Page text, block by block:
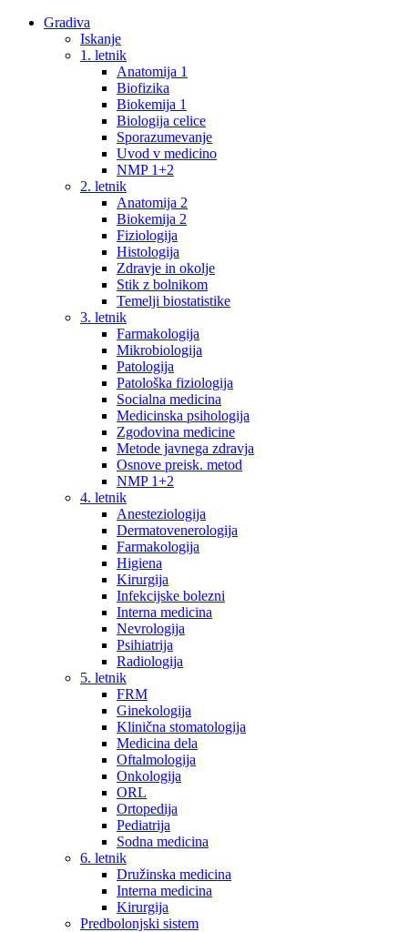
Gradiva
Iskanje
1. letnik
Anatomija 1
Biofizika
Biokemija 1
Biologija celice
Sporazumevanje
Uvod v medicino
NMP 1+2
2. letnik
Anatomija 2
Biokemija 2
Fiziologija
Histologija
Zdravje in okolje
Stik z bolnikom
Temelji biostatistike
3. letnik
Farmakologija
Mikrobiologija
Patologija
Patološka fiziologija
Socialna medicina
Medicinska psihologija
Zgodovina medicine
Metode javnega zdravja
Osnove preisk. metod
NMP 1+2
4. letnik
Anesteziologija
Dermatovenerologija
Farmakologija
Higiena
Kirurgija
Infekcijske bolezni
Interna medicina
Nevrologija
Psihiatrija
Radiologija
5. letnik
FRM
Ginekologija
Klinična stomatologija
Medicina dela
Oftalmologija
Onkologija
ORL
Ortopedija
Pediatrija
Sodna medicina
6. letnik
Družinska medicina
Interna medicina
Kirurgija
Predbolonjski sistem